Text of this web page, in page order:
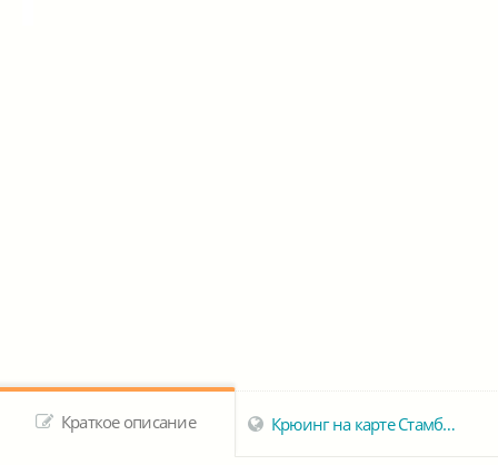
Краткое описание Крюинг на карте Стамбула